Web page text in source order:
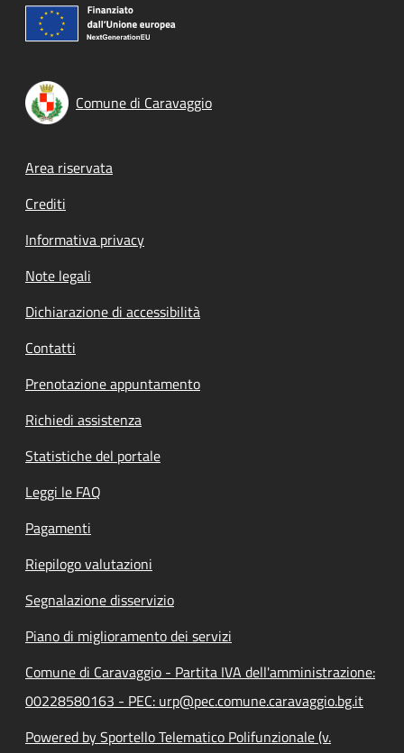
Comune di Caravaggio
Footer menu
Area riservata
Crediti
Informativa privacy
Note legali
Dichiarazione di accessibilità
Contatti
Prenotazione appuntamento
Richiedi assistenza
Statistiche del portale
Leggi le FAQ
Pagamenti
Riepilogo valutazioni
Segnalazione disservizio
Piano di miglioramento dei servizi
Comune di Caravaggio - Partita IVA dell'amministrazione:
00228580163 - PEC: urp@pec.comune.caravaggio.bg.it
Powered by Sportello Telematico Polifunzionale (v.